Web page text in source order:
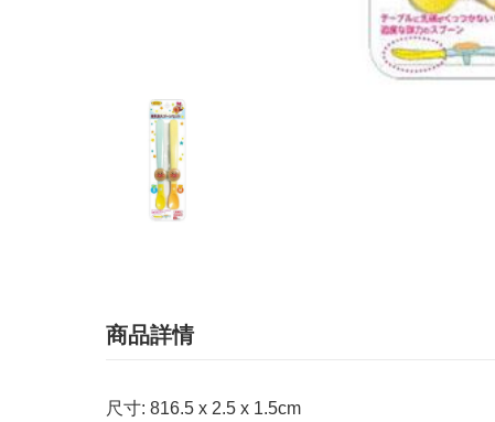
商品詳情
尺寸: 816.5 x 2.5 x 1.5cm